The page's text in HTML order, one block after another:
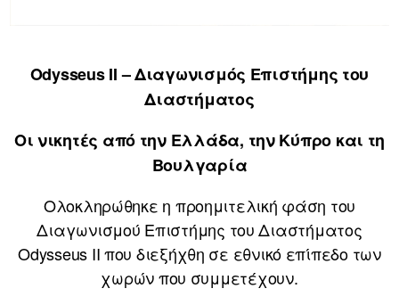
Odysseus II – Διαγωνισμός Επιστήμης του
Διαστήματος
Οι νικητές από την Ελλάδα, την Κύπρο και τη
Βουλγαρία
Ολοκληρώθηκε η προημιτελική φάση του
Διαγωνισμού Επιστήμης του Διαστήματος
Odysseus II που διεξήχθη σε εθνικό επίπεδο των
χωρών που συμμετέχουν.